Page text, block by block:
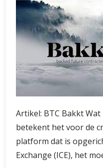
Artikel: BTC Bakkt
betekent het voor de
platform dat is
Exchange (ICE), het